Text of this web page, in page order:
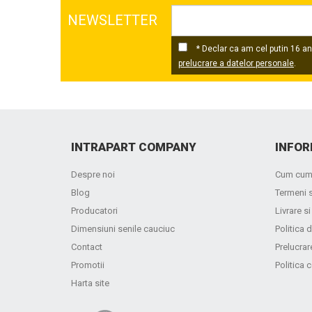
NEWSLETTER
* Declar ca am cel putin 16
prelucrare a datelor personale.
INTRAPART COMPANY
Despre noi
Blog
Producatori
Dimensiuni senile cauciuc
Contact
Promotii
Harta site
Cum
Termeni
Livrare
Politica
Politica